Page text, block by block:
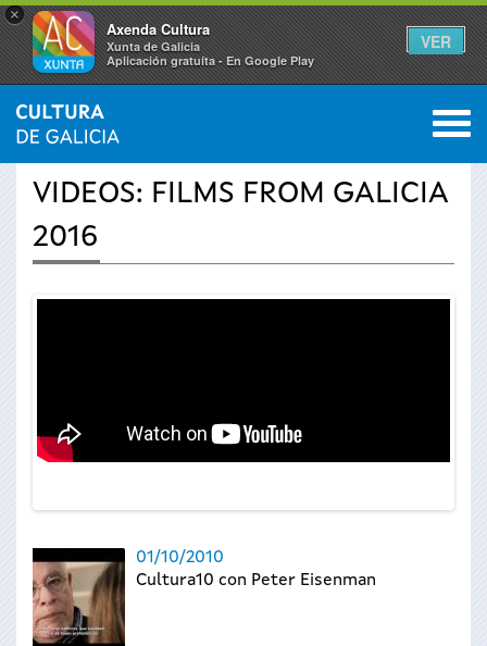
×
Axenda Cultura
Xunta de Galicia
Aplicación gratuíta - En Google Play
VER
Se
usted
INICIO › ACTUALIDAD 0
VIDEOS: FILMS FROM GALICIA
2016
01/10/2010
Cultura10 con Peter Eisenman